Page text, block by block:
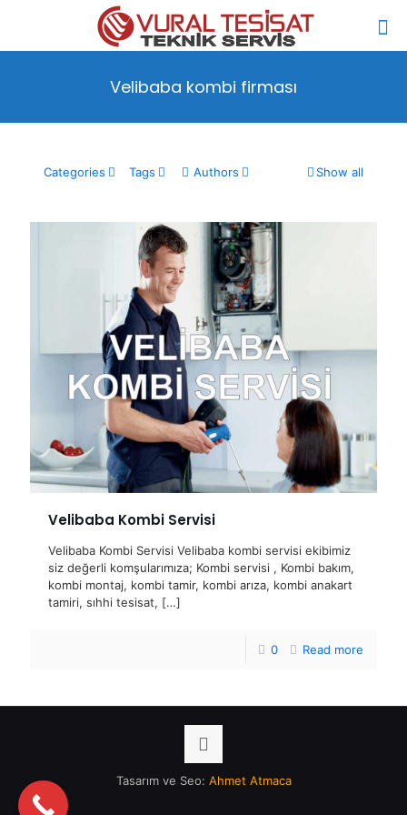
Velibaba kombi firması
Categories Tags Authors Show all
Velibaba Kombi Servisi
Velibaba Kombi Servisi Velibaba kombi servisi ekibimiz
siz değerli komşularımıza; Kombi servisi , Kombi bakım,
kombi montaj, kombi tamir, kombi arıza, kombi anakart
tamiri, sıhhi tesisat, […]
0 Read more
Tasarım ve Seo: Ahmet Atmaca